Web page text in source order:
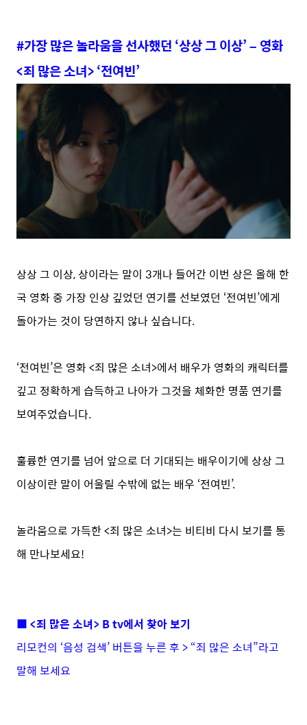
#가장 많은 놀라움을 선사했던 ‘상상 그 이상’ – 영화
<죄 많은 소녀> ‘전여빈’
상상 그 이상, 상이라는 말이 3개나 들어간 이번 상은 올해 한
국 영화 중 가장 인상 깊었던 연기를 선보였던 ‘전여빈’에게
돌아가는 것이 당연하지 않나 싶습니다.
‘전여빈’은 영화 <죄 많은 소녀>에서 배우가 영화의 캐릭터를
깊고 정확하게 습득하고 나아가 그것을 체화한 명품 연기를
보여주었습니다.
훌륭한 연기를 넘어 앞으로 더 기대되는 배우이기에 상상 그
이상이란 말이 어울릴 수밖에 없는 배우 ‘전여빈’.
놀라움으로 가득한 <죄 많은 소녀>는 비티비 다시 보기를 통
해 만나보세요!
■ <죄 많은 소녀> B tv에서 찾아 보기
리모컨의 ‘음성 검색’ 버튼을 누른 후 > “죄 많은 소녀”라고
말해 보세요